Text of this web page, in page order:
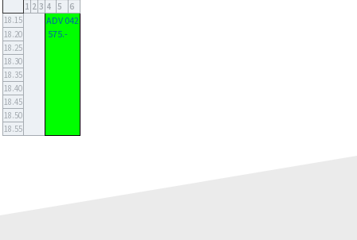
1 2 3 4 5
6
18.15
ADV 042
18.20 575.-
18.25
18.30
18.35
18.40
18.45
18.50
18.55